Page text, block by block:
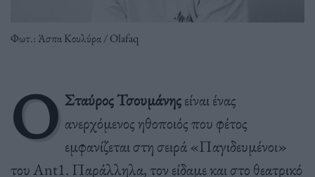
Φωτ.: Άσπα Κουλύρα / Olafaq
Ο Σταύρος Τσουμάνηςείναι ένας
ανερχόμενος ηθοποιός που φέτος
εμφανίζεται στη σειρά «Παγιδευμένοι»
του Ant1. Παράλληλα, τον είδαμε και στο θεατρικό